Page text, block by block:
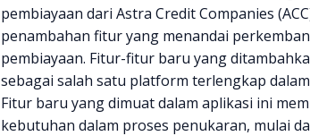
pembiayaan dari Astra Credit Companies
penambahan fitur yang menandai
pembiayaan. Fitur-fitur baru yang
sebagai salah satu platform terlengkap
Fitur baru yang dimuat dalam aplikasi ini
kebutuhan dalam proses penukaran, mulai